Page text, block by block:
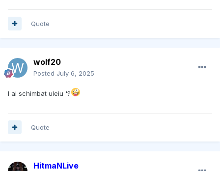
Quote
wolf20
Posted July 6, 2025
I ai schimbat uleiu '?
Quote
HitmaNLive